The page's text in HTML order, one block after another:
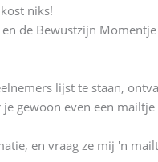
niks!
de Bewustzijn
lijst te staan,
gewoon even een
en vraag ze mij 'n